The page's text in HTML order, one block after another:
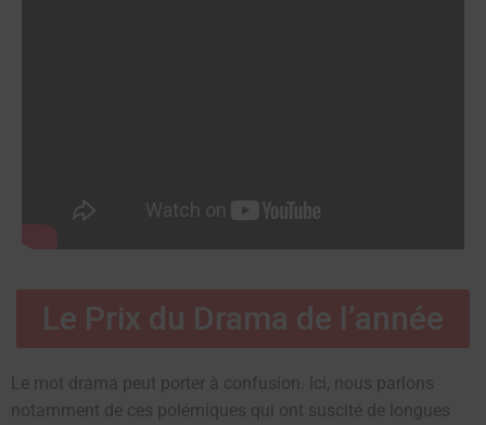
Le Prix du Drama de l’année
Le mot drama peut porter à confusion. Ici, nous parlons
notamment de ces polémiques qui ont suscité de longues